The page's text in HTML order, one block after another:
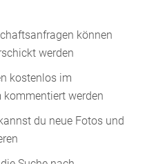
können
werden
kostenlos im
werden
du neue Fotos und